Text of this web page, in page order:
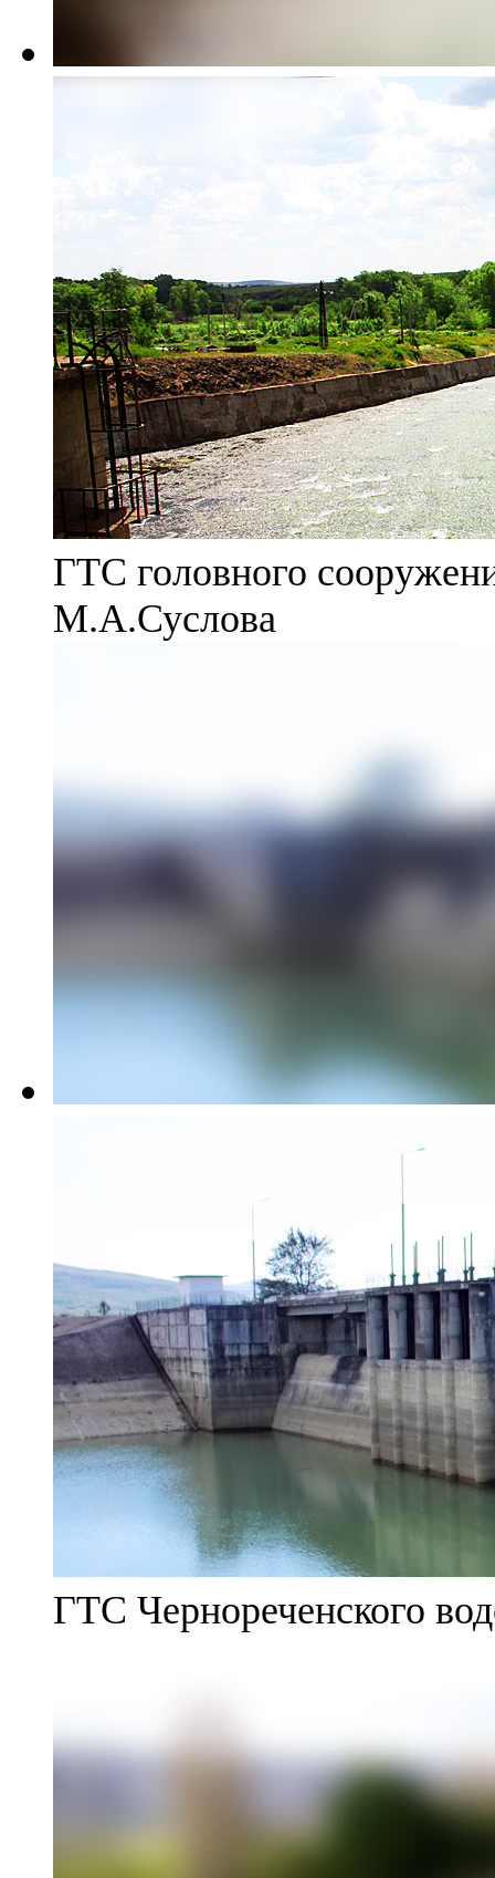
ГТС головного
М.А.Суслова
ГТС Чернореченского